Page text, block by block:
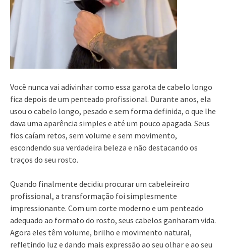
Você nunca vai adivinhar como essa garota de cabelo longo
fica depois de um penteado profissional. Durante anos, ela
usou o cabelo longo, pesado e sem forma definida, o que lhe
dava uma aparência simples e até um pouco apagada. Seus
fios caíam retos, sem volume e sem movimento,
escondendo sua verdadeira beleza e não destacando os
traços do seu rosto.
Quando finalmente decidiu procurar um cabeleireiro
profissional, a transformação foi simplesmente
impressionante. Com um corte moderno e um penteado
adequado ao formato do rosto, seus cabelos ganharam vida.
Agora eles têm volume, brilho e movimento natural,
refletindo luz e dando mais expressão ao seu olhar e ao seu